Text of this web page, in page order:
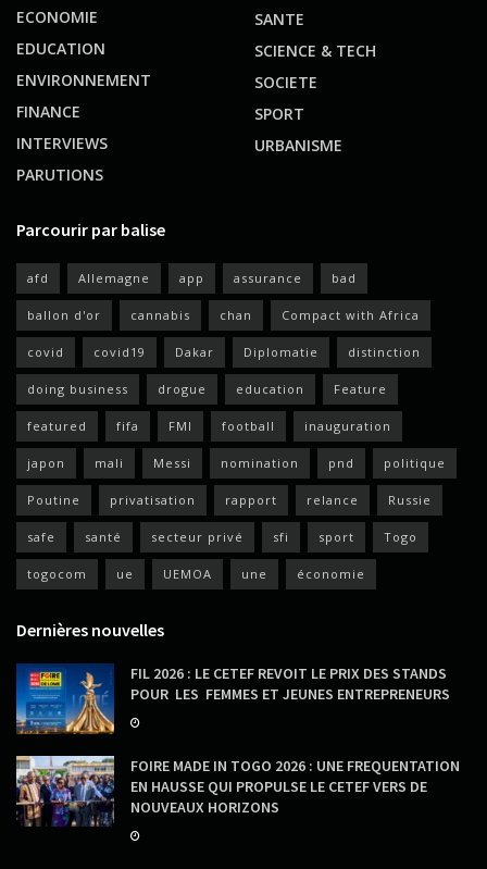
ECONOMIE
EDUCATION
ENVIRONNEMENT
FINANCE
INTERVIEWS
PARUTIONS
SANTE
SCIENCE & TECH
SOCIETE
SPORT
URBANISME
Parcourir par balise
afd Allemagne app assurance bad
ballon d'or cannabis chan Compact with Africa
covid covid19 Dakar Diplomatie distinction
doing business drogue education Feature
featured fifa FMI football inauguration
japon mali Messi nomination pnd politique
Poutine privatisation rapport relance Russie
safe santé secteur privé sfi sport Togo
togocom ue UEMOA une économie
Dernières nouvelles
FIL 2026 : LE CETEF REVOIT LE PRIX DES STANDS
POUR LES FEMMES ET JEUNES ENTREPRENEURS
FOIRE MADE IN TOGO 2026 : UNE FREQUENTATION
EN HAUSSE QUI PROPULSE LE CETEF VERS DE
NOUVEAUX HORIZONS